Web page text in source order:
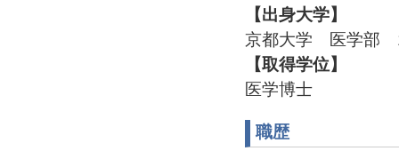
【出身大学】
京都大学 医学部
【取得学位】
医学博士
職歴